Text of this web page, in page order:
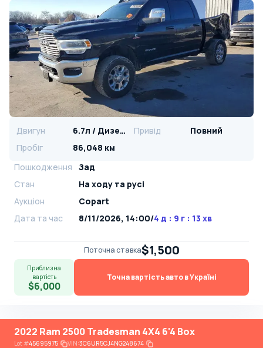
Двигун 6.7л / Дизель Привід
Повний
Пробіг
86,048 км
Пошкодження
Зад
Стан
На ​​ходу та русі
Аукціон
Copart
Дата та час
8/11/2026, 14:00/4 д : 9 г : 13 хв
Поточна ставка$1,500
Приблизна
вартість
$6,000
Точна вартість авто в Україні
2022 Ram 2500 Tradesman 4X4 6'4 Box
Lot#45695975 VIN:3C6UR5CJ4NG248674